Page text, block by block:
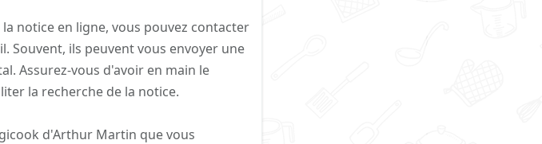
notice en ligne, vous pouvez contacter
Souvent, ils peuvent vous envoyer une
Assurez-vous d'avoir en main le
la recherche de la notice.
d'Arthur Martin que vous